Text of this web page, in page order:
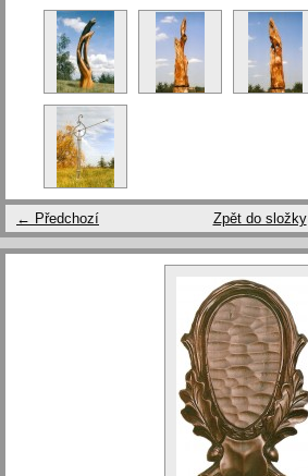
← Předchozí Zpět do složky